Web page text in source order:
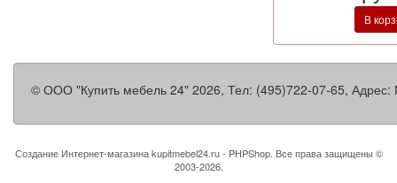
В
© ООО "Купить мебель 24" 2026, Тел: (495)722-07-65, Адрес:
Создание Интернет-магазинаkupitmebel24.ru - PHPShop. Все права защищены ©
2003-2026.